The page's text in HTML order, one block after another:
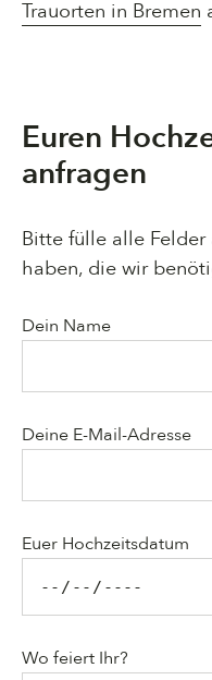
Trauorten in Bremen
Euren
anfragen
Bitte fülle alle
haben, die wir
Dein Name
Deine E-Mail-Adresse
Bitte lasse dieses Feld
Euer Hochzeitsdatum
Wo feiert Ihr?